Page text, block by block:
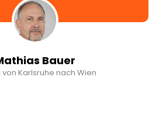
Bauer
von Karlsruhe nach Wien